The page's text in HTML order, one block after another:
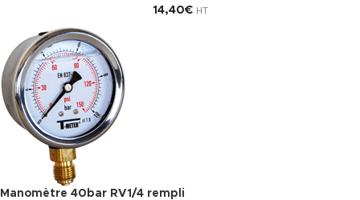
14,40€ HT
Manomètre 40bar RV1/4 rempli